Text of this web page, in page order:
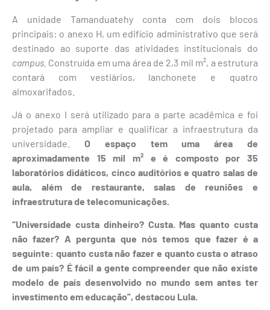
A unidade Tamanduatehy conta com dois blocos
principais: o anexo H, um edifício administrativo que será
destinado ao suporte das atividades institucionais do
campus. Construída em uma área de 2,3 mil m², a estrutura
contará com vestiários, lanchonete e quatro
almoxarifados.
Já o anexo I será utilizado para a parte acadêmica e foi
projetado para ampliar e qualificar a infraestrutura da
universidade. O espaço tem uma área de
aproximadamente 15 mil m² e é composto por 35
laboratórios didáticos, cinco auditórios e quatro salas de
aula, além de restaurante, salas de reuniões e
infraestrutura de telecomunicações.
“Universidade custa dinheiro? Custa. Mas quanto custa
não fazer? A pergunta que nós temos que fazer é a
seguinte: quanto custa não fazer e quanto custa o atraso
de um país? É fácil a gente compreender que não existe
modelo de país desenvolvido no mundo sem antes ter
investimento em educação”, destacou Lula.